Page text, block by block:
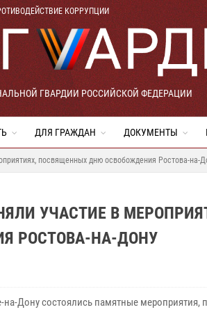
КОРРУПЦИИ
ГВАРДИИ РОССИЙСКОЙ ФЕДЕРАЦИИ
ДЛЯ ГРАЖДАН ДОКУМЕНТЫ
посвященных дню освобождения Ростова-на-
УЧАСТИЕ В
РОСТОВА-НА-ДОНУ
на-Дону состоялись памятные мероприятия,